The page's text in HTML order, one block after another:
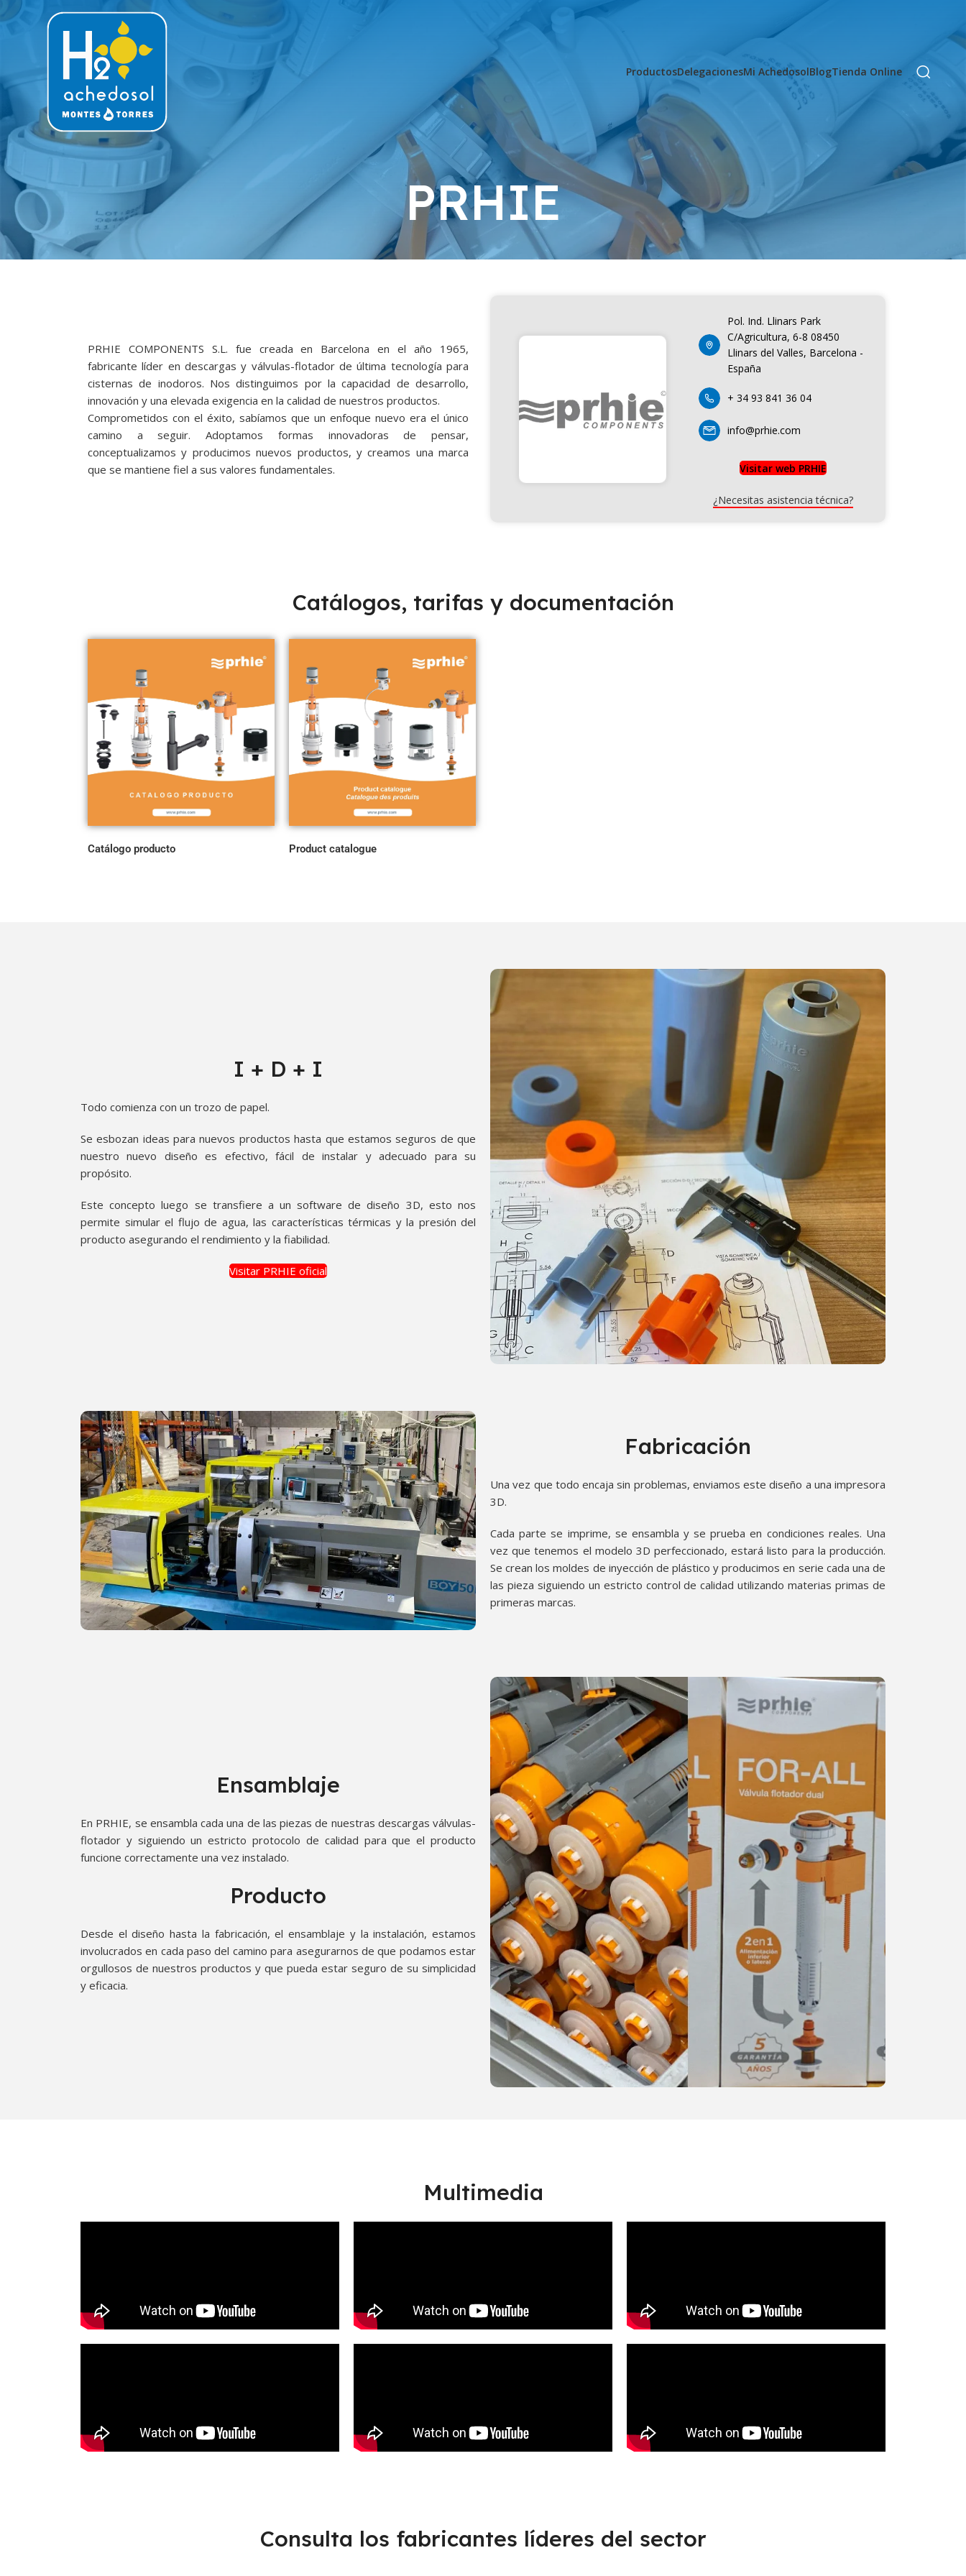
ProductosDelegacionesMi AchedosolBlogTienda Online
PRHIE
PRHIE COMPONENTS S.L. fue creada en Barcelona en el año 1965,
fabricante líder en descargas y válvulas-flotador de última tecnología para
cisternas de inodoros. Nos distinguimos por la capacidad de desarrollo,
innovación y una elevada exigencia en la calidad de nuestros productos.
Comprometidos con el éxito, sabíamos que un enfoque nuevo era el único
camino a seguir. Adoptamos formas innovadoras de pensar,
conceptualizamos y producimos nuevos productos, y creamos una marca
que se mantiene fiel a sus valores fundamentales.
Pol. Ind. Llinars Park
C/Agricultura, 6-8 08450
Llinars del Valles, Barcelona -
España
+ 34 93 841 36 04
info@prhie.com
Visitar web PRHIE
¿Necesitas asistencia técnica?
Catálogos, tarifas y documentación
Catálogo producto Product catalogue
I + D + I
Todo comienza con un trozo de papel.
Se esbozan ideas para nuevos productos hasta que estamos seguros de que
nuestro nuevo diseño es efectivo, fácil de instalar y adecuado para su
propósito.
Este concepto luego se transfiere a un software de diseño 3D, esto nos
permite simular el flujo de agua, las características térmicas y la presión del
producto asegurando el rendimiento y la fiabilidad.
Visitar PRHIE oficial
Fabricación
Una vez que todo encaja sin problemas, enviamos este diseño a una impresora
3D.
Cada parte se imprime, se ensambla y se prueba en condiciones reales. Una
vez que tenemos el modelo 3D perfeccionado, estará listo para la producción.
Se crean los moldes de inyección de plástico y producimos en serie cada una de
las pieza siguiendo un estricto control de calidad utilizando materias primas de
primeras marcas.
Ensamblaje
En PRHIE, se ensambla cada una de las piezas de nuestras descargas válvulas-
flotador y siguiendo un estricto protocolo de calidad para que el producto
funcione correctamente una vez instalado.
Producto
Desde el diseño hasta la fabricación, el ensamblaje y la instalación, estamos
involucrados en cada paso del camino para asegurarnos de que podamos estar
orgullosos de nuestros productos y que pueda estar seguro de su simplicidad
y eficacia.
Multimedia
Consulta los fabricantes líderes del sector